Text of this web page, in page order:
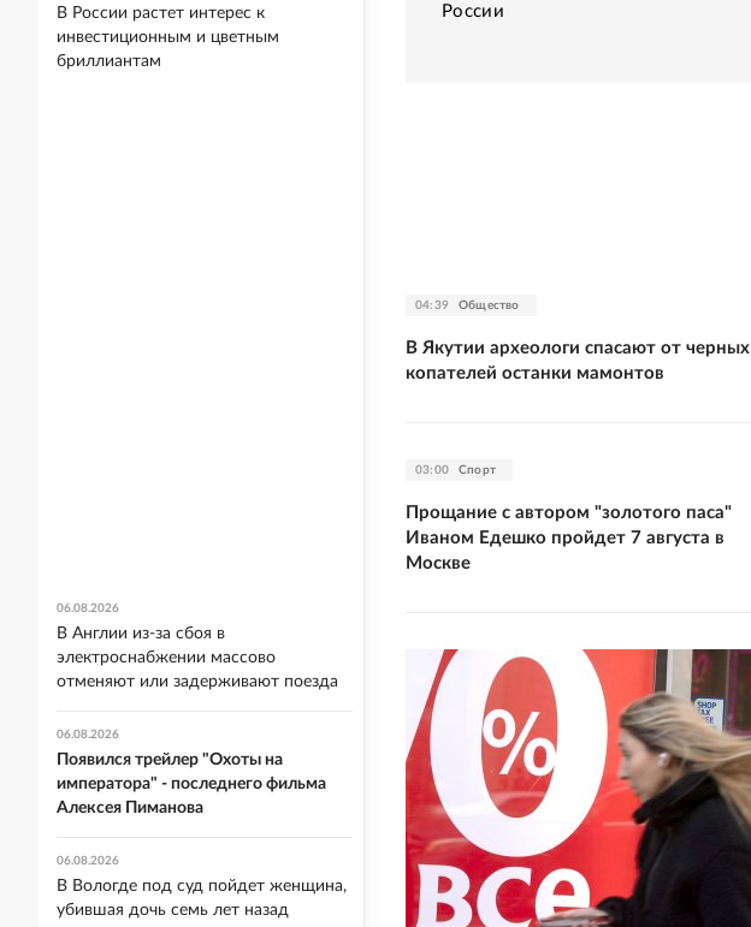
России
04:39 Общество
В Якутии археологи спасают от черных
копателей останки мамонтов
03:00 Спорт
Прощание с автором "золотого паса"
Иваном Едешко пройдет 7 августа в
Москве
В России растет интерес к
инвестиционным и цветным
бриллиантам
06.08.2026
В Англии из-за сбоя в
электроснабжении массово
отменяют или задерживают поезда
06.08.2026
Появился трейлер "Охоты на
императора" - последнего фильма
Алексея Пиманова
06.08.2026
В Вологде под суд пойдет женщина,
убившая дочь семь лет назад